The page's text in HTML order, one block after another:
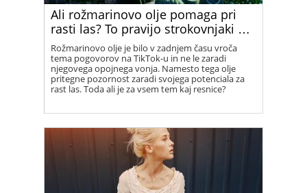
Ali rožmarinovo olje pomaga pri
rasti las? To pravijo strokovnjaki …
Rožmarinovo olje je bilo v zadnjem času vroča
tema pogovorov na TikTok-u in ne le zaradi
njegovega opojnega vonja. Namesto tega olje
pritegne pozornost zaradi svojega potenciala za
rast las. Toda ali je za vsem tem kaj resnice?